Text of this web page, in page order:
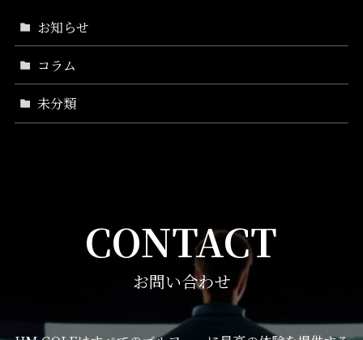
お知らせ
コラム
未分類
CONTACT
お問い合わせ